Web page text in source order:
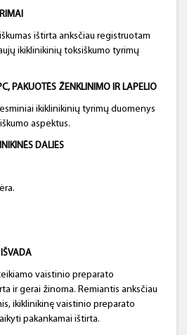
ištirta anksčiau registruotam
ikiklinikinių toksiškumo tyrimų
PAKUOTĖS ŽENKLINIMO IR LAPELIO
ikiklinikinių tyrimų duomenys
aspektus.
DALIES
vaistinio preparato
ir gerai žinoma. Remiantis anksčiau
ikiklinikinę vaistinio preparato
pakankamai ištirta.